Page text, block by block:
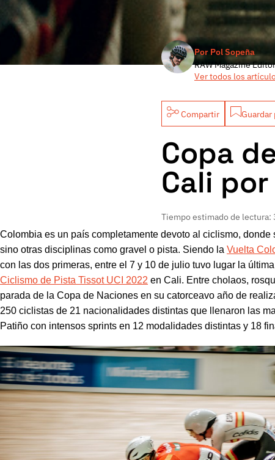
Por Pol Sopeña
RAW Magazine Editor
Ver todos los
Compartir Guardar
Copa
Cali
Tiempo estimado de lectura:
Colombia es un país completamente devoto al ciclismo,
sino otras disciplinas como gravel o pista. Siendo laVuelta
con las dos primeras, entre el 7 y 10 de julio tuvo lugar la
Ciclismo de Pista Tissot UCI 2022 en Cali. Entre cholaos,
parada de la Copa de Naciones en su catorceavo año de
250 ciclistas de 21 nacionalidades distintas que llenaron las
Patiño con intensos sprints en 12 modalidades distintas y 18